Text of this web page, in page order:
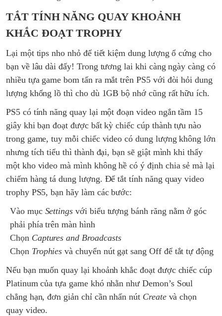
TẮT TÍNH NĂNG QUAY KHOẢNH
KHẮC ĐOẠT TROPHY
Lại một tips nho nhỏ để tiết kiệm dung lượng ổ cứng cho
bạn về lâu dài đấy! Trong tương lai khi càng ngày càng có
nhiều tựa game bom tấn ra mắt trên PS5 với đòi hỏi dung
lượng khổng lồ thì cho dù 1GB bộ nhớ cũng rất hữu ích.
PS5 có tính năng quay lại một đoạn video ngắn tầm 15
giây khi bạn đoạt được bất kỳ chiếc cúp thành tựu nào
trong game, tuy mỗi chiếc video có dung lượng không lớn
nhưng tích tiểu thì thành đại, bạn sẽ giật mình khi thấy
một kho video mà mình không hề có ý định chia sẻ mà lại
chiếm hàng tá dung lượng. Để tắt tính năng quay video
trophy PS5, bạn hãy làm các bước:
Vào mụcSettings với biểu tượng bánh răng nằm ở góc
phải phía trên màn hình
Chọn Captures and Broadcasts
Chọn Trophies và chuyển nút gạt sang Off để tắt tự động
Nếu bạn muốn quay lại khoảnh khắc đoạt được chiếc cúp
Platinum của tựa game khó nhằn như Demon’s Soul
chẳng hạn, đơn giản chỉ cần nhấn nút Create và chọn
quay video.